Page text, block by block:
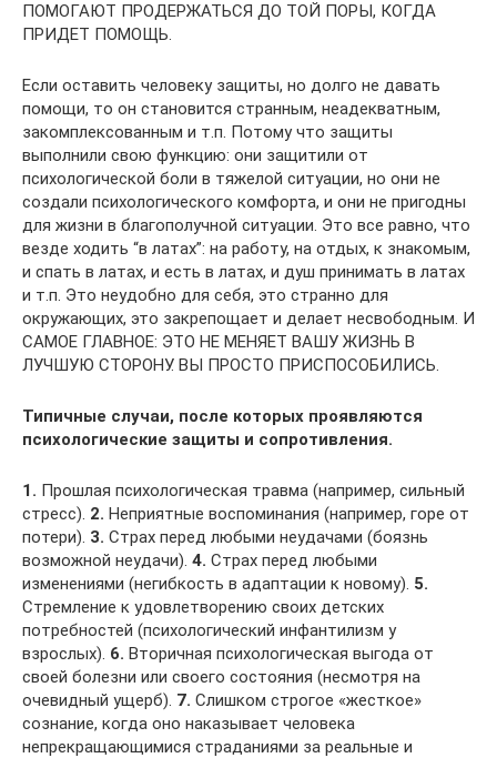
ПОМОГАЮТ ПРОДЕРЖАТЬСЯ ДО ТОЙ ПОРЫ, КОГДА
ПРИДЕТ ПОМОЩЬ.
Если оставить человеку защиты, но долго не давать
помощи, то он становится странным, неадекватным,
закомплексованным и т.п. Потому что защиты
выполнили свою функцию: они защитили от
психологической боли в тяжелой ситуации, но они не
создали психологического комфорта, и они не пригодны
для жизни в благополучной ситуации. Это все равно, что
везде ходить “в латах”: на работу, на отдых, к знакомым,
и спать в латах, и есть в латах, и душ принимать в латах
и т.п. Это неудобно для себя, это странно для
окружающих, это закрепощает и делает несвободным. И
САМОЕ ГЛАВНОЕ: ЭТО НЕ МЕНЯЕТ ВАШУ ЖИЗНЬ В
ЛУЧШУЮ СТОРОНУ. ВЫ ПРОСТО ПРИСПОСОБИЛИСЬ.
Типичные случаи, после которых проявляются
психологические защиты и сопротивления.
1. Прошлая психологическая травма (например, сильный
стресс). 2. Неприятные воспоминания (например, горе от
потери). 3. Страх перед любыми неудачами (боязнь
возможной неудачи). 4. Страх перед любыми
изменениями (негибкость в адаптации к новому). 5.
Стремление к удовлетворению своих детских
потребностей (психологический инфантилизм у
взрослых). 6. Вторичная психологическая выгода от
своей болезни или своего состояния (несмотря на
очевидный ущерб). 7. Слишком строгое «жесткое»
сознание, когда оно наказывает человека
непрекращающимися страданиями за реальные и